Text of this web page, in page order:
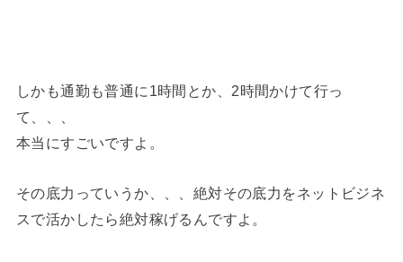
しかも通勤も普通に 1時間とか、 2時間かけて行っ
て、、、
本当にすごいですよ。
その底力っていうか、、、絶対その底力をネットビジネ
スで活かしたら絶対稼げるんですよ。